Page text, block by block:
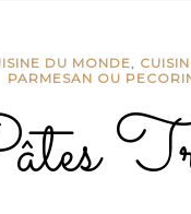
DU MONDE,
PARMESAN OU